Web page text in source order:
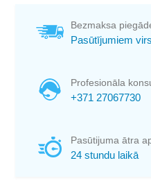
Bezmaksa
Pasūtījumiem
Profesionāla
+371 27067730
Pasūtijuma ātra
24 stundu laikā